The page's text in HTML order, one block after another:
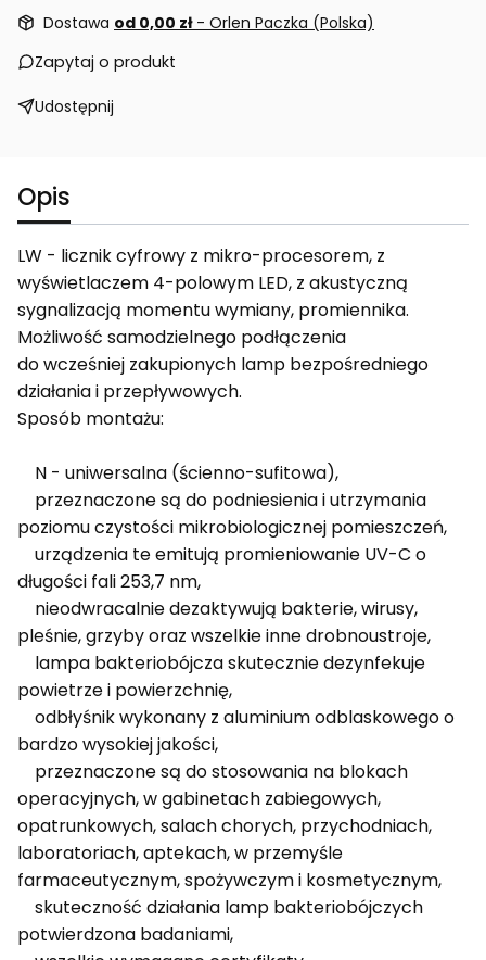
Dostawa od 0,00 zł - Orlen Paczka (Polska)
Zapytaj o produkt
Udostępnij
Opis
LW - licznik cyfrowy z mikro-procesorem, z
wyświetlaczem 4-polowym LED, z akustyczną
sygnalizacją momentu wymiany, promiennika.
Możliwość samodzielnego podłączenia
do wcześniej zakupionych lamp bezpośredniego
działania i przepływowych.
Sposób montażu:
N - uniwersalna (ścienno-sufitowa),
przeznaczone są do podniesienia i utrzymania
poziomu czystości mikrobiologicznej pomieszczeń,
urządzenia te emitują promieniowanie UV-C o
długości fali 253,7 nm,
nieodwracalnie dezaktywują bakterie, wirusy,
pleśnie, grzyby oraz wszelkie inne drobnoustroje,
lampa bakteriobójcza skutecznie dezynfekuje
powietrze i powierzchnię,
odbłyśnik wykonany z aluminium odblaskowego o
bardzo wysokiej jakości,
przeznaczone są do stosowania na blokach
operacyjnych, w gabinetach zabiegowych,
opatrunkowych, salach chorych, przychodniach,
laboratoriach, aptekach, w przemyśle
farmaceutycznym, spożywczym i kosmetycznym,
skuteczność działania lamp bakteriobójczych
potwierdzona badaniami,